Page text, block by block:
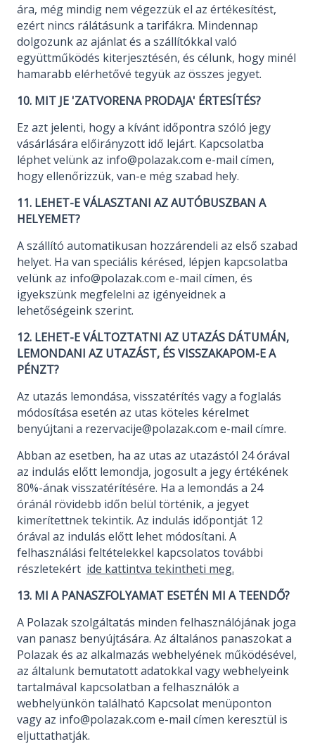
ára, még mindig nem végezzük el az értékesítést,
ezért nincs rálátásunk a tarifákra. Mindennap
dolgozunk az ajánlat és a szállítókkal való
együttműködés kiterjesztésén, és célunk, hogy minél
hamarabb elérhetővé tegyük az összes jegyet.
10. MIT JE 'ZATVORENA PRODAJA' ÉRTESÍTÉS?
Ez azt jelenti, hogy a kívánt időpontra szóló jegy
vásárlására előirányzott idő lejárt. Kapcsolatba
léphet velünk az info@polazak.com e-mail címen,
hogy ellenőrizzük, van-e még szabad hely.
11. LEHET-E VÁLASZTANI AZ AUTÓBUSZBAN A
HELYEMET?
A szállító automatikusan hozzárendeli az első szabad
helyet. Ha van speciális kérésed, lépjen kapcsolatba
velünk az info@polazak.com e-mail címen, és
igyekszünk megfelelni az igényeidnek a
lehetőségeink szerint.
12. LEHET-E VÁLTOZTATNI AZ UTAZÁS DÁTUMÁN,
LEMONDANI AZ UTAZÁST, ÉS VISSZAKAPOM-E A
PÉNZT?
Az utazás lemondása, visszatérítés vagy a foglalás
módosítása esetén az utas köteles kérelmet
benyújtani a rezervacije@polazak.com e-mail címre.
Abban az esetben, ha az utas az utazástól 24 órával
az indulás előtt lemondja, jogosult a jegy értékének
80%-ának visszatérítésére. Ha a lemondás a 24
óránál rövidebb időn belül történik, a jegyet
kimerítettnek tekintik. Az indulás időpontját 12
órával az indulás előtt lehet módosítani. A
felhasználási feltételekkel kapcsolatos további
részletekért ide kattintva tekintheti meg.
13. MI A PANASZFOLYAMAT ESETÉN MI A TEENDŐ?
A Polazak szolgáltatás minden felhasználójának joga
van panasz benyújtására. Az általános panaszokat a
Polazak és az alkalmazás webhelyének működésével,
az általunk bemutatott adatokkal vagy webhelyeink
tartalmával kapcsolatban a felhasználók a
webhelyünkön található Kapcsolat menüponton
vagy az info@polazak.com e-mail címen keresztül is
eljuttathatják.